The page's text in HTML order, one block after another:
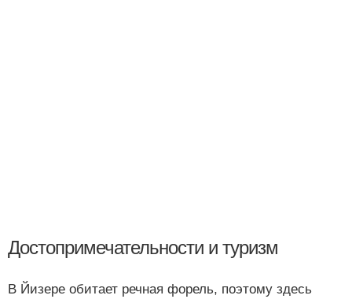
Достопримечательности и туризм
В Йизере обитает речная форель, поэтому здесь